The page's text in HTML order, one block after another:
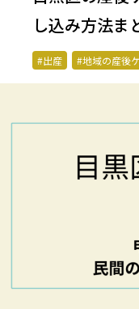
し込み方法ま
#出産 #地域の産後